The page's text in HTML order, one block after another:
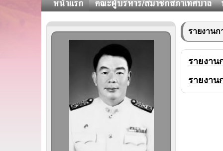
รายงาน
รายงาน
รายงาน